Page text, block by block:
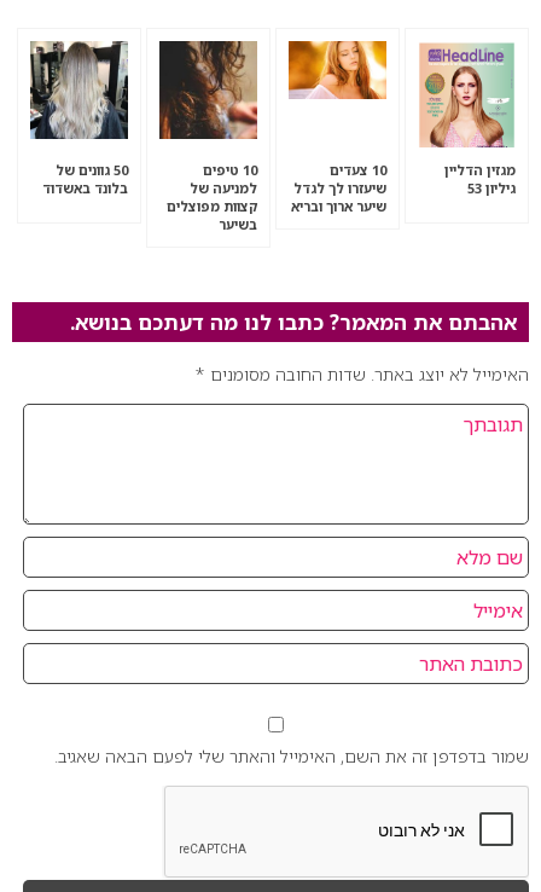
מגזין הדליין
גיליון 53
10 צעדים
שיעזרו לך לגדל
שיער ארוך ובריא
10 טיפים
למניעה של
קצוות מפוצלים
בשיער
50 גוונים של
בלונד באשדוד
אהבתם את המאמר? כתבו לנו מה דעתכם בנושא.
האימייל לא יוצג באתר. שדות החובה מסומנים *
שמור בדפדפן זה את השם, האימייל והאתר שלי לפעם הבאה שאגיב.